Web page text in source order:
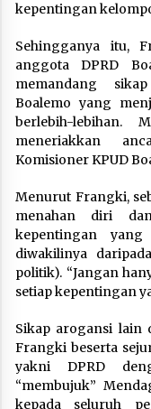
kepentingan
Sehingganya itu,
anggota DPRD
memandang
Boalemo yang
berlebih-lebihan.
meneriakkan
Komisioner KPUD
Menurut Frangki,
menahan diri
kepentingan
diwakilinya
politik). “Jangan
setiap kepentingan
Sikap arogansi lain
Frangki beserta
yakni DPRD
“membujuk”
kepada seluruh